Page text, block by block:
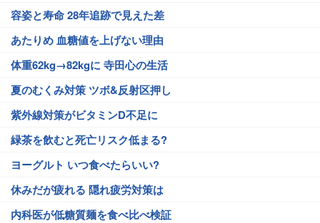
容姿と寿命 28年追跡で見えた差
あたりめ 血糖値を上げない理由
体重62kg→82kgに 寺田心の生活
夏のむくみ対策 ツボ&反射区押し
紫外線対策がビタミンD不足に
緑茶を飲むと死亡リスク低まる?
ヨーグルト いつ食べたらいい?
休みだが疲れる 隠れ疲労対策は
内科医が低糖質麺を食べ比べ検証